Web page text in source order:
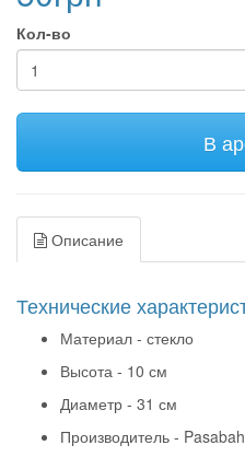
Кол-во
В
Описание
Технические
Материал - стекло
Высота - 10 см
Диаметр - 31 см
Производитель -